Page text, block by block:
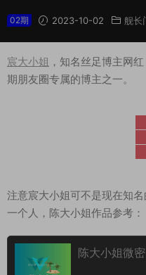
02期 2023-10-02 舰长
宸大小姐 ，知名丝足博主网
期朋友圈专属的博主之一。
注意宸大小姐可不是现在知
一个人，陈大小姐作品参考：
陈大小姐微